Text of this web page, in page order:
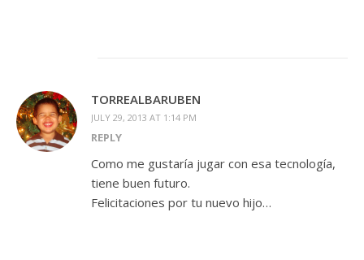
TORREALBARUBEN
JULY 29, 2013 AT 1:14 PM
REPLY
Como me gustaría jugar con esa tecnología,
tiene buen futuro.
Felicitaciones por tu nuevo hijo…